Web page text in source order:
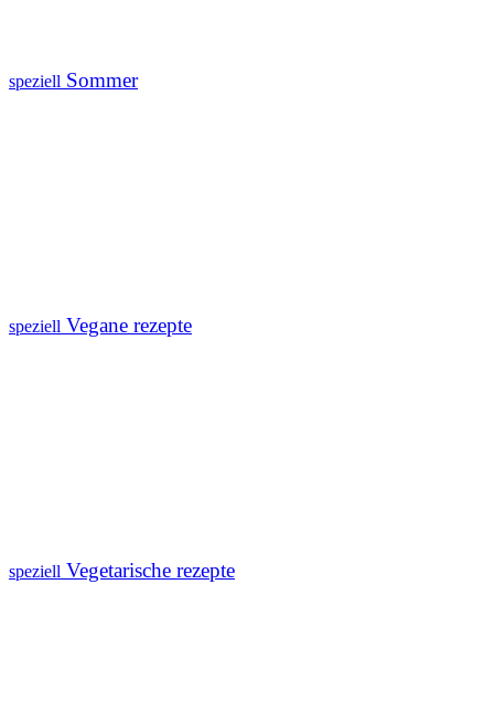
speziell Sommer
speziell Vegane rezepte
speziell Vegetarische rezepte